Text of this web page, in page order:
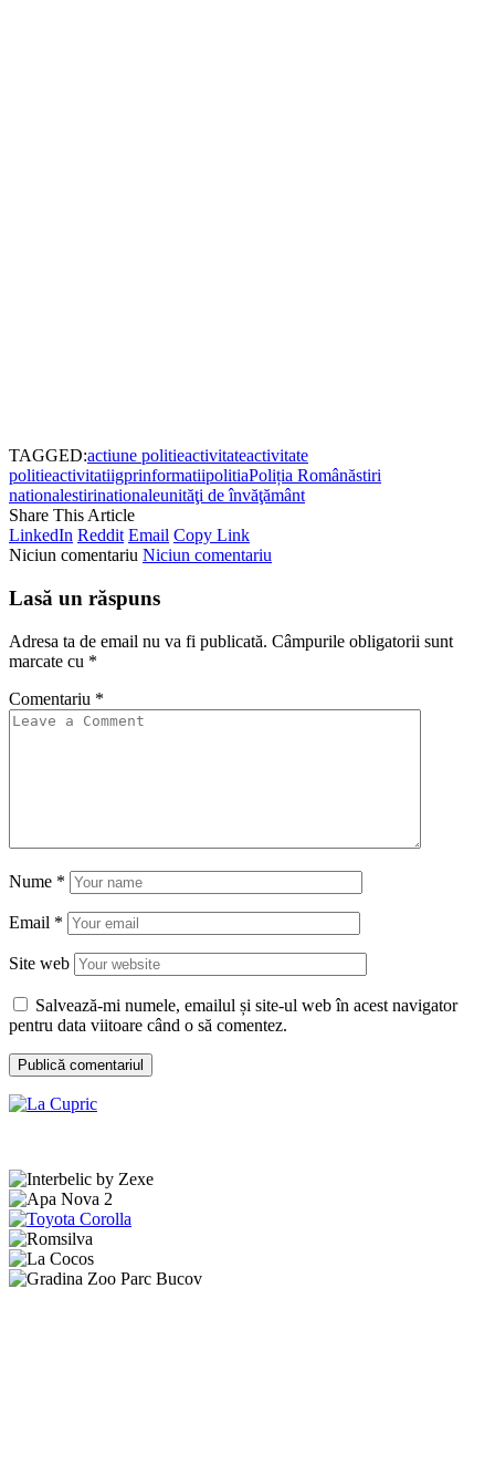
TAGGED:actiune politieactivitateactivitate
politieactivitatiigprinformatiipolitiaPoliția Românăstiri
nationalestirinationaleunităţi de învăţământ
Share This Article
LinkedIn Reddit Email Copy Link
Niciun comentariu Niciun comentariu
Lasă un răspuns
Adresa ta de email nu va fi publicată. Câmpurile obligatorii sunt
marcate cu *
Comentariu *
Nume *
Email *
Site web
Salvează-mi numele, emailul și site-ul web în acest navigator
pentru data viitoare când o să comentez.